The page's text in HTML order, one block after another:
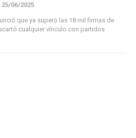
25/06/2025
que ya superó las 18 mil firmas de
cualquier vínculo con partidos